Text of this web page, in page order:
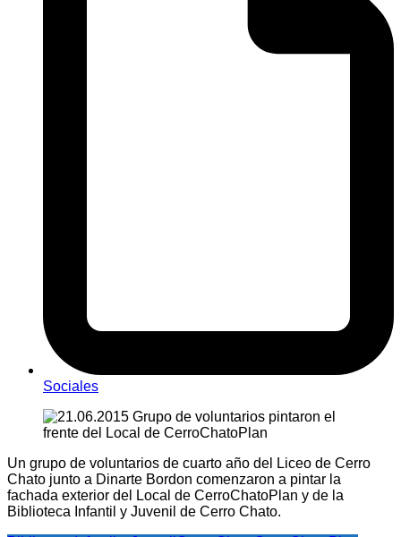
Sociales
Un grupo de voluntarios de cuarto año del Liceo de Cerro
Chato junto a Dinarte Bordon comenzaron a pintar la
fachada exterior del Local de CerroChatoPlan y de la
Biblioteca Infantil y Juvenil de Cerro Chato.